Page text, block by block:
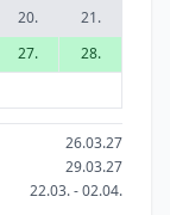
20.
21.
27.
28.
26.03.27
29.03.27
22.03. - 02.04.